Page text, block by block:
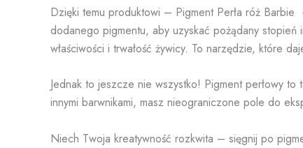
Dzięki temu produktowi – Pigment Perła róż
dodanego pigmentu, aby uzyskać pożądany stopień
właściwości i trwałość żywicy. To narzędzie, które
Jednak to jeszcze nie wszystko! Pigment perłowy
innymi barwnikami, masz nieograniczone pole do
Niech Twoja kreatywność rozkwita – sięgnij po